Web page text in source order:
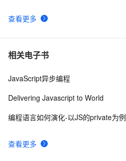
查看更多
相关电子书
查看更多
JavaScript异步编程
Delivering Javascript to World
编程语言如何演化-以JS的private为例